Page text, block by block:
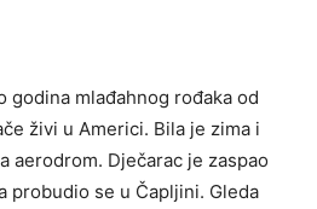
godina mlađahnog rođaka od
živi u Americi. Bila je zima i
aerodrom. Dječarac je zaspao
probudio se u Čapljini. Gleda